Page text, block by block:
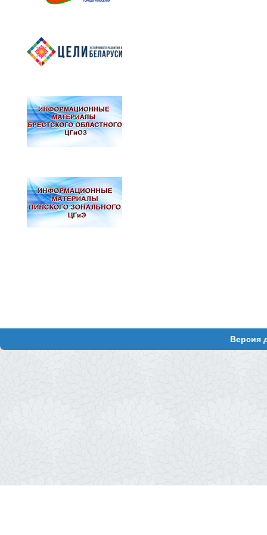
Версия